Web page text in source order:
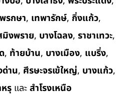
รกษา, เทพารักษ์, กิ่งแก้ว,
มิงพราย, บางโฉลง, ราชาเทวะ,
, ท้ายบ้าน, บางเมือง, แบริ่ง,
าน, ศีรษะจรเข้ใหญ่, บางแก้ว,
รุ และสำโรงเหนือ